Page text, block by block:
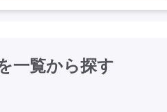
一覧から探す